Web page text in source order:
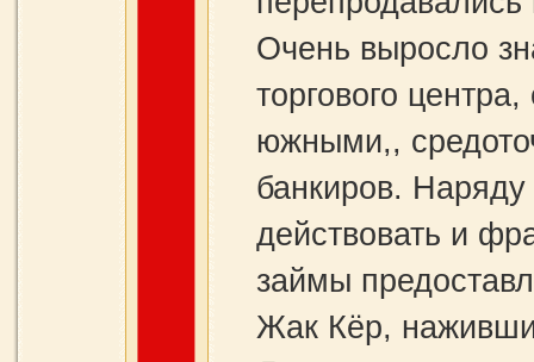
Очень выросло
торгового
южными,,
банкиров.
действовать и
займы
Жак Кёр,